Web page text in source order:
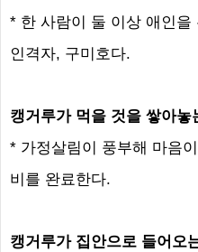
* 한 사람이 둘 이상 애인
인격자, 구미호다.
캥거루가 먹을 것을 쌓아놓
* 가정살림이 풍부해 마음
비를 완료한다.
캥거루가 집안으로 들어오